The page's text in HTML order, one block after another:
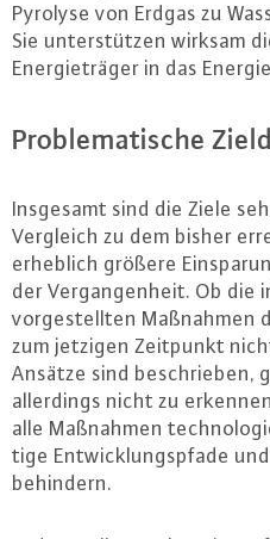
Pyrolyse von Erdgas zu
Sie un­ter­stüt­zen wirksam
En­er­gie­trä­ger in das
Pro­ble­ma­ti­sche
Insgesamt sind die Ziele
Vergleich zu dem bisher
erheblich größere
der Ver­gan­gen­heit. Ob die
vor­ge­stell­ten Maßnahmen
zum jetzigen Zeitpunkt
Ansätze sind be­schrie­ben,
al­ler­dings nicht zu
alle Maßnahmen
ti­ge Ent­wick­lungs­pfa­de
behindern.